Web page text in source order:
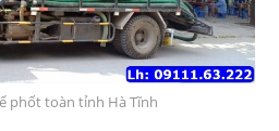
phốt toàn tỉnh Hà Tĩnh